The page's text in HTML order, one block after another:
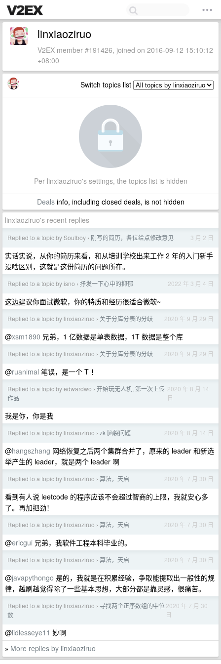
linxiaoziruo
V2EX member #191426, joined on 2016-09-12 15:10:12
+08:00
Switch topics list
Per linxiaoziruo's settings, the topics list is hidden
Dealsinfo, including closed deals, is not hidden
linxiaoziruo's recent replies
Replied to a topic by Soulboy › 刚写的简历，各位给点修改意见 3 月 2 日
实话实说，从你的简历来看，和从培训学校出来工作 2 年的入门新手
没啥区别，这就是这份简历的问题所在。
Replied to a topic by isno › 抒发一下心中的抑郁 2022 年 3 月 4 日
这边建议你面试微软，你的特质和经历很适合微软~
Replied to a topic by linxiaoziruo › 关于分库分表的分歧 2020 年 9 月 29 日
@xsm1890 兄弟，1 亿数据是单表数据，1T 数据是整个库
Replied to a topic by linxiaoziruo › 关于分库分表的分歧 2020 年 9 月 29 日
@ruanimal 笔误，是一个 T ！
Replied to a topic by edwardwo › 开始玩无人机, 第一次上传
作品
2020 年 8 月 14
日
我是你，你是我
Replied to a topic by linxiaoziruo › zk 脑裂问题 2020 年 8 月 14 日
@hangszhang 网络恢复之后两个集群合并了，原来的 leader 和新选
举产生的 leader，就是两个 leader 啊
Replied to a topic by linxiaoziruo › 算法，天启 2020 年 7 月 30 日
看到有人说 leetcode 的程序应该不会超过智商的上限，我就安心多
了。再加把劲！
Replied to a topic by linxiaoziruo › 算法，天启 2020 年 7 月 30 日
@ericgui 兄弟，我软件工程本科毕业的。
Replied to a topic by linxiaoziruo › 算法，天启 2020 年 7 月 30 日
@javapythongo 是的，我就是在积累经验，争取能提取出一般性的规
律，越刷越觉得除了一些基本思想，大部分都是靠灵感，很痛苦。
Replied to a topic by linxiaoziruo › 寻找两个正序数组的中位
数
2020 年 7 月 30
日
@lidlesseye11 妙啊
» More replies by linxiaoziruo